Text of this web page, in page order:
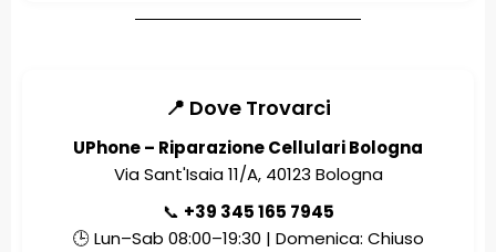
📍 Dove Trovarci
UPhone – Riparazione Cellulari Bologna
Via Sant'Isaia 11/A, 40123 Bologna
📞 +39 345 165 7945
🕒 Lun–Sab 08:00–19:30 | Domenica: Chiuso